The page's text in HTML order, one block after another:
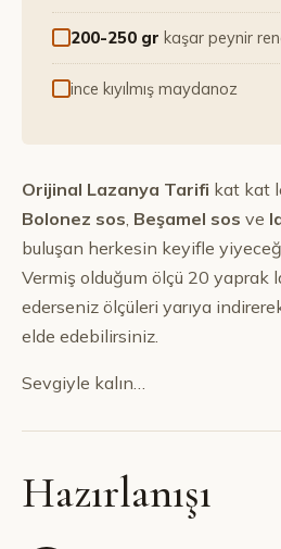
200-250 gr kaşar peynir
ince kıyılmış maydanoz
Orijinal Lazanya Tarifi kat kat
Bolonez sos, Beşamel sos ve
buluşan herkesin keyifle
Vermiş olduğum ölçü 20 yaprak
ederseniz ölçüleri yarıya
elde edebilirsiniz.
Sevgiyle kalın…
Hazırlanışı